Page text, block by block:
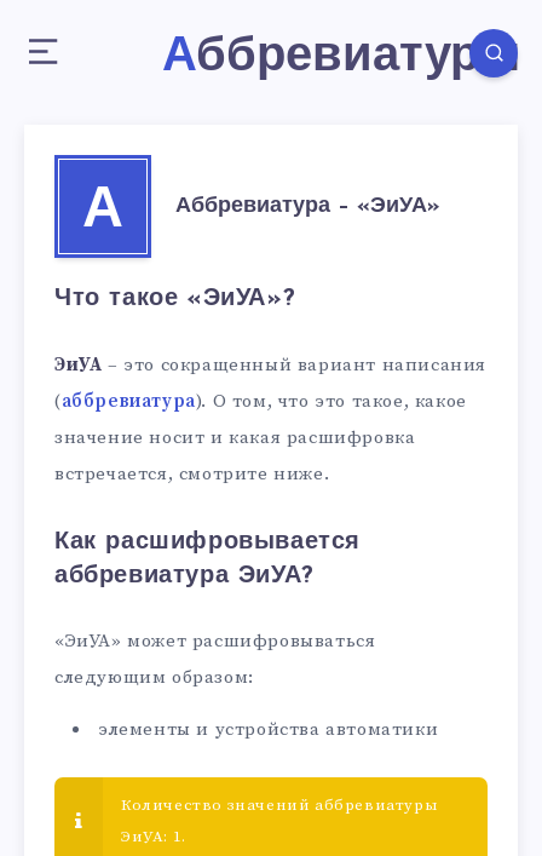
Аббревиатуры
А Аббревиатура – «ЭиУА»
Что такое «ЭиУА»?
ЭиУА – это сокращенный вариант написания
(аббревиатура). О том, что это такое, какое
значение носит и какая расшифровка
встречается, смотрите ниже.
Как расшифровывается
аббревиатура ЭиУА?
«ЭиУА» может расшифровываться
следующим образом:
элементы и устройства автоматики
Количество значений аббревиатуры
ЭиУА: 1.